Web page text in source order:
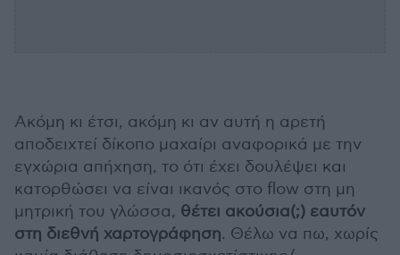
Ακόμη κι έτσι, ακόμη κι αν αυτή η αρετή
αποδειχτεί δίκοπο μαχαίρι αναφορικά με την
εγχώρια απήχηση, το ότι έχει δουλέψει και
κατορθώσει να είναι ικανός στο flow στη μη
μητρική του γλώσσα, θέτει ακούσια(;) εαυτόν
στη διεθνή χαρτογράφηση. Θέλω να πω, χωρίς